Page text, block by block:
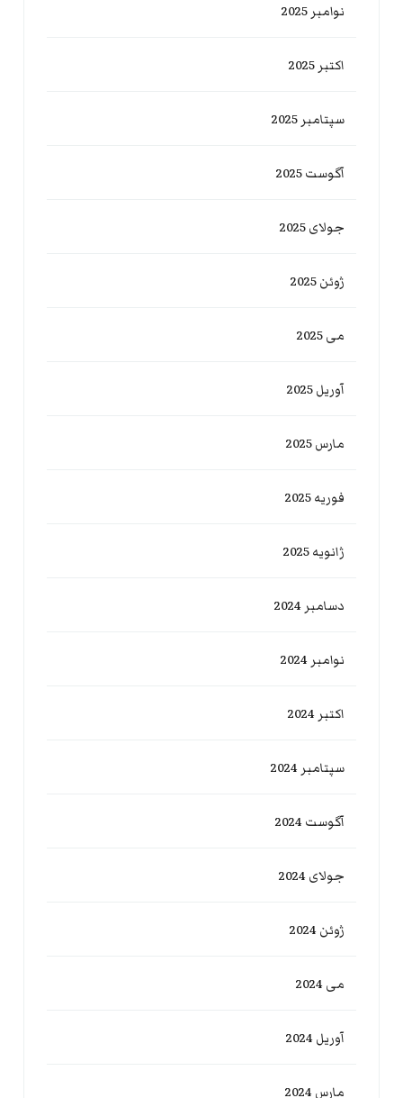
نوامبر 2025
اکتبر 2025
سپتامبر 2025
آگوست 2025
جولای 2025
ژوئن 2025
می 2025
آوریل 2025
مارس 2025
فوریه 2025
ژانویه 2025
دسامبر 2024
نوامبر 2024
اکتبر 2024
سپتامبر 2024
آگوست 2024
جولای 2024
ژوئن 2024
می 2024
آوریل 2024
مارس 2024